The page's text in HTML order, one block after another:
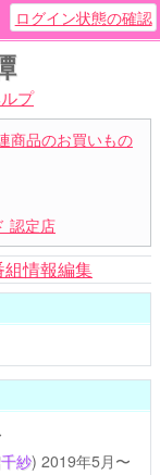
ログイン状態の確認
プ
商品のお買いもの
認定店
組情報編集
紗) 2019年5月〜